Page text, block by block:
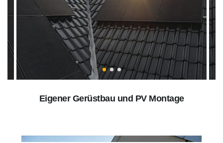
Eigener Gerüstbau und PV Montage